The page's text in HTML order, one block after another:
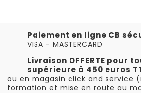
Paiement en ligne CB
VISA - MASTERCARD
Livraison OFFERTE pour
supérieure à 450 euros
ou en magasin click and service
formation et mise en route au